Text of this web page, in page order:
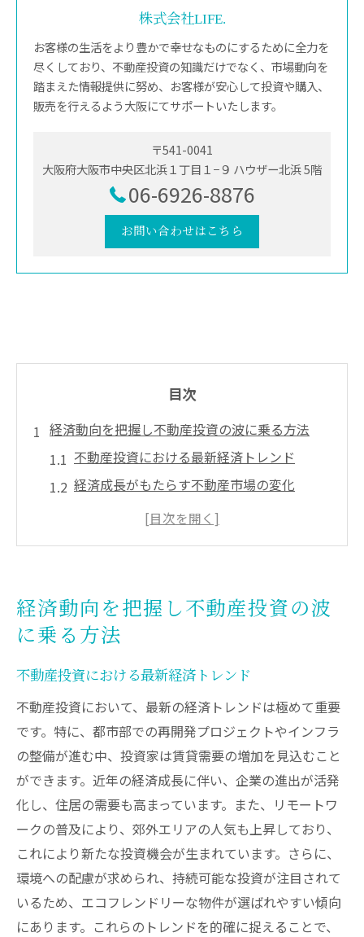
株式会社LIFE.
お客様の生活をより豊かで幸せなものにするために全力を
尽くしており、不動産投資の知識だけでなく、市場動向を
踏まえた情報提供に努め、お客様が安心して投資や購入、
販売を行えるよう大阪にてサポートいたします。
〒541-0041
大阪府大阪市中央区北浜１丁目１−９ ハウザー北浜 5階
06-6926-8876
お問い合わせはこちら
目次
経済動向を把握し不動産投資の波に乗る方法
不動産投資における最新経済トレンド
経済成長がもたらす不動産市場の変化
投資戦略に影響を及ぼす政策の動向
経済指標から見る今後の投資チャンス
都市再開発が不動産投資にもたらす影響とは
都市計画と不動産投資の連動性
再開発プロジェクトが引き起こす投資機会
成功事例に学ぶ都市再開発のメリット
都市再開発による価値上昇の期待
不動産投資で注目すべき再開発エリア
再開発が市場競争に与える影響
人口動態の変化が賃貸需要に与える影響を読み
解く
人口動態の変遷と不動産市場の関連性
高齢化社会が賃貸需要に与える影響
若年層の動向が不動産市場に与えるインパ
経済動向を把握し不動産投資の波
に乗る方法
不動産投資における最新経済トレンド
不動産投資において、最新の経済トレンドは極めて重要
です。特に、都市部での再開発プロジェクトやインフラ
の整備が進む中、投資家は賃貸需要の増加を見込むこと
ができます。近年の経済成長に伴い、企業の進出が活発
化し、住居の需要も高まっています。また、リモートワ
ークの普及により、郊外エリアの人気も上昇しており、
これにより新たな投資機会が生まれています。さらに、
環境への配慮が求められ、持続可能な投資が注目されて
いるため、エコフレンドリーな物件が選ばれやすい傾向
にあります。これらのトレンドを的確に捉えることで、